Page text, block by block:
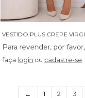
faça login ou cadastre-se
← 1 2 3